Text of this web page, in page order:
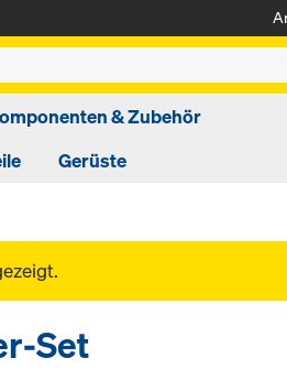
& Zubehör
Gerüste
Set